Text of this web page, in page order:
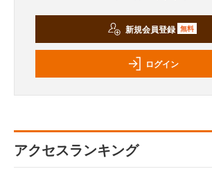
新規会員登録 無料
ログイン
アクセスランキング